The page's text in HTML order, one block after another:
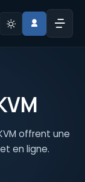
offrent une
en ligne.